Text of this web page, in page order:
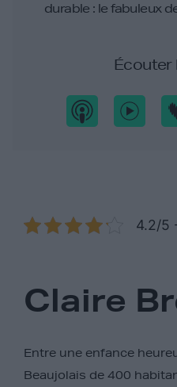
durable : le fabuleux
Écouter
4.2/5
Claire
Entre une enfance
Beaujolais de 400